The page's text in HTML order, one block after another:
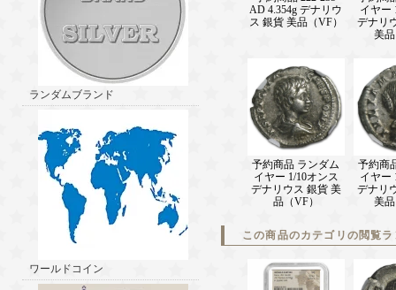
ランダムブランド
ワールドコイン
AD 4.354g デナリウ
ス 銀貨 美品（VF）
イヤー
デナリ
美
予約商品 ランダム
イヤー 1/10オンス
デナリウス 銀貨 美
品（VF）
予約商
イヤー
デナリ
美
この商品のカテゴリの閲覧